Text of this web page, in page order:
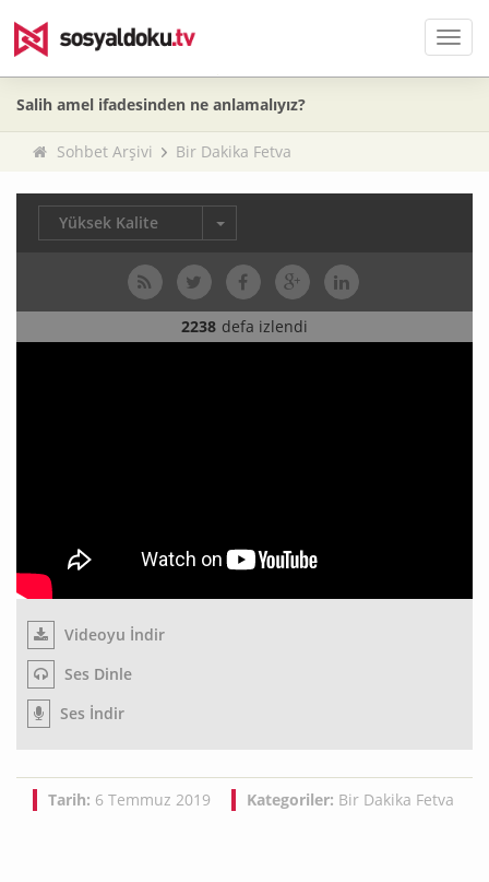
Menü
Salih amel ifadesinden ne anlamalıyız?
Sohbet Arşivi Bir Dakika Fetva
Yüksek Kalite
2238 defa izlendi
Videoyu İndir
Ses Dinle
Ses İndir
Tarih: 6 Temmuz 2019 Kategoriler: Bir Dakika Fetva